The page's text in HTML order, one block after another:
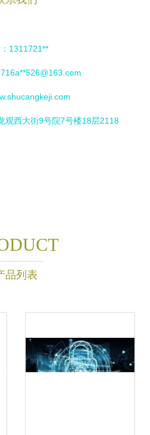
1311721**
526@163.com
观西大街9号院7号楼18层2118
品列表